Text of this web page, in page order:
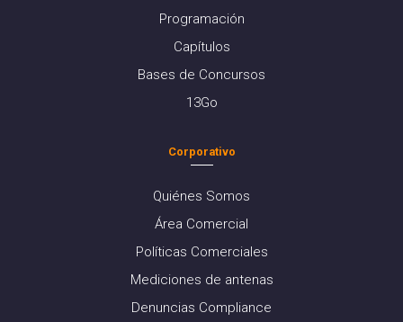
Programación
Capítulos
Bases de Concursos
13Go
Corporativo
Quiénes Somos
Área Comercial
Políticas Comerciales
Mediciones de antenas
Denuncias Compliance